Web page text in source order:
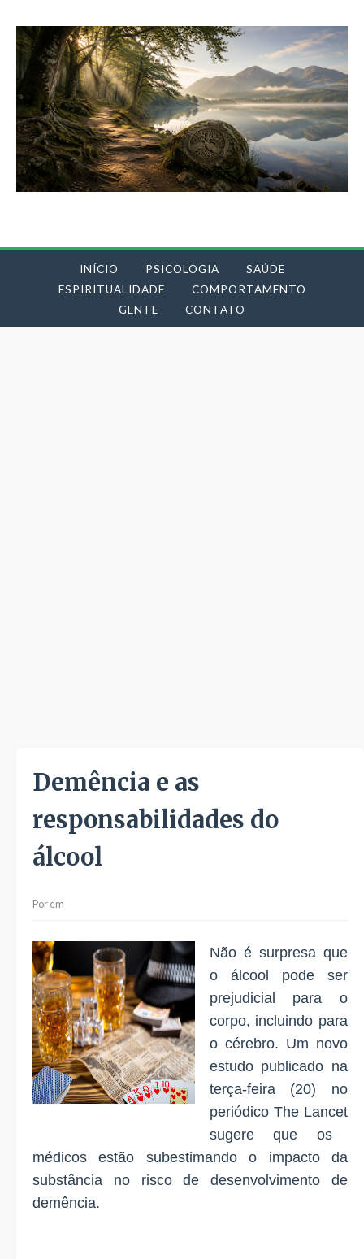
INÍCIO PSICOLOGIA
SAÚDE
ESPIRITUALIDADE
COMPORTAMENTO
GENTE
CONTATO
Demência e as
responsabilidades do
álcool
Porem
Não é surpresa que
o álcool pode ser
prejudicial para o
corpo, incluindo para
o cérebro. Um novo
estudo publicado na
terça-feira (20) no
periódico The Lancet
sugere que os
médicos estão subestimando o impacto da
substância no risco de desenvolvimento de
demência.